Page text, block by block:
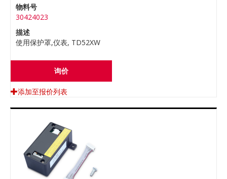
物料号
30424023
描述
使用保护罩,仪表, TD52XW
询价
添加至报价列表